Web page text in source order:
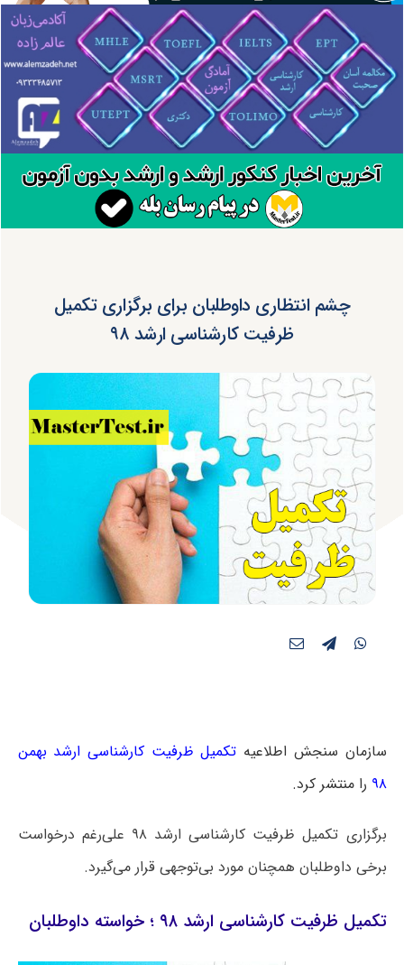
چشم انتظاری داوطلبان برای برگزاری تکمیل
ظرفیت کارشناسی ارشد ۹۸
سازمان سنجش اطلاعیه تکمیل ظرفیت کارشناسی ارشد بهمن
۹۸ را منتشر کرد.
برگزاری تکمیل ظرفیت کارشناسی ارشد ۹۸ علی‌رغم درخواست
برخی داوطلبان همچنان مورد بی‌توجهی قرار می‌گیرد.
تکمیل ظرفیت کارشناسی ارشد ۹۸ ؛ خواسته داوطلبان